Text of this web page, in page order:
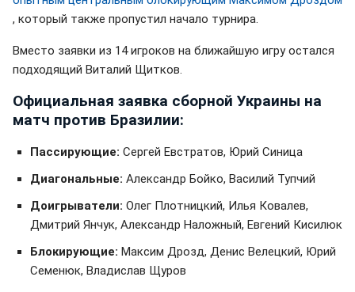
, который также пропустил начало турнира.
Вместо заявки из 14 игроков на ближайшую игру остался
подходящий Виталий Щитков.
Официальная заявка сборной Украины на
матч против Бразилии:
Пассирующие: Сергей Евстратов, Юрий Синица
Диагональные: Александр Бойко, Василий Тупчий
Доигрыватели: Олег Плотницкий, Илья Ковалев,
Дмитрий Янчук, Александр Наложный, Евгений Кисилюк
Блокирующие: Максим Дрозд, Денис Велецкий, Юрий
Семенюк, Владислав Щуров